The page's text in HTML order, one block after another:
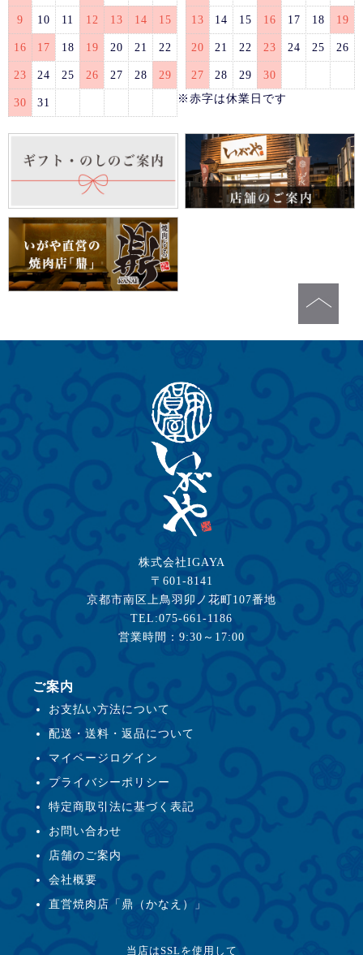
9 10 11 12 13 14 15
16 17 18 19 20 21 22
23 24 25 26 27 28 29
30 31
13 14 15 16 17 18 19
20 21 22 23 24 25 26
27 28 29
30
※赤字は休業日です
株式会社IGAYA
〒601-8141
京都市南区上鳥羽卯ノ花町107番地
TEL:075-661-1186
営業時間：9:30～17:00
ご案内
お支払い方法について
配送・送料・返品について
マイページログイン
プライバシーポリシー
特定商取引法に基づく表記
お問い合わせ
店舗のご案内
会社概要
直営焼肉店「鼎（かなえ）」
当店はSSLを使用して